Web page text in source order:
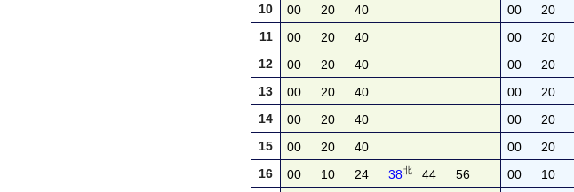
10
00 20 40 00 20
11
00 20 40 00 20
12
00 20 40 00 20
13
00 20 40 00 20
14
00 20 40 00 20
15
00 20 40 00 20
16
00 10 24 38北 44 56 00 10